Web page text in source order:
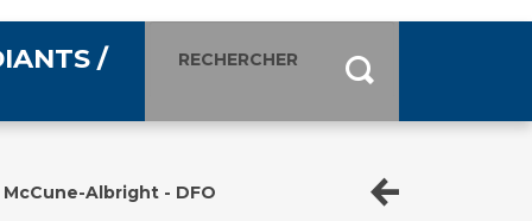
/
Albright - DFO